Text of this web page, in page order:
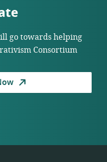
go towards helping
Consortium